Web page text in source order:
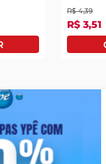
R$ 4,39
R$ 3,51